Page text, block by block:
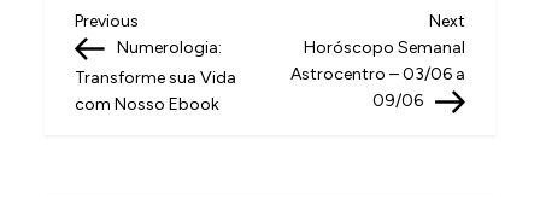
N
a
v
Previous
Post
Previous
Numerologia:
Transforme sua Vida
com Nosso Ebook
Next
Post
Next
Horóscopo Semanal
Astrocentro – 03/06 a
09/06